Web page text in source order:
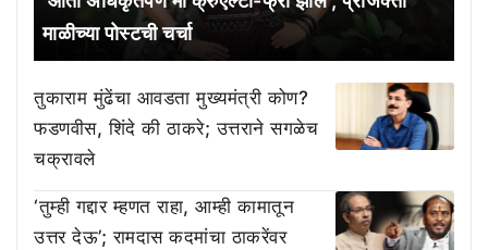
माळीच्या पोस्टची चर्चा
तुकाराम मुंढेंचा आवडता मुख्यमंत्री कोण?
फडणवीस, शिंदे की ठाकरे; उत्तराने सगळेच
चक्रावले
‘तुम्ही गद्दार म्हणत राहा, आम्ही कामातून
उत्तर देऊ’; रामदास कदमांचा ठाकरेंवर